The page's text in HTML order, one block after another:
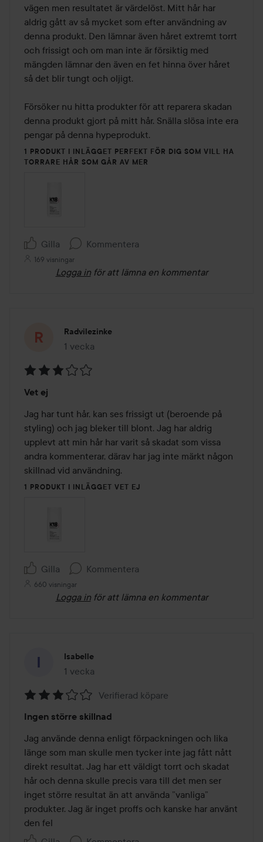
vägen men resultatet är värdelöst. Mitt hår har
aldrig gått av så mycket som efter användning av
denna produkt. Den lämnar även håret extremt torrt
och frissigt och om man inte är försiktig med
mängden lämnar den även en fet hinna över håret
så det blir tungt och oljigt.
Försöker nu hitta produkter för att reparera skadan
denna produkt gjort på mitt hår. Snälla slösa inte era
pengar på denna hypeprodukt.
1 PRODUKT I INLÄGGET PERFEKT FÖR DIG SOM VILL HA
TORRARE HÅR SOM GÅR AV MER
Gilla Kommentera
169 visningar
Logga in för att lämna en kommentar
Radvilezinke
1 vecka
Inlägget skapades 1 vecka
3
av
5
Vet ej
Jag har tunt hår, kan ses frissigt ut (beroende på
styling) och jag bleker till blont. Jag har aldrig
upplevt att min hår har varit så skadat som vissa
andra kommenterar, därav har jag inte märkt någon
skillnad vid användning.
1 PRODUKT I INLÄGGET VET EJ
Gilla Kommentera
660 visningar
Logga in för att lämna en kommentar
Isabelle
1 vecka
Inlägget skapades 1 vecka
3
av
5
Verifierad köpare
Ingen större skillnad
Jag använde denna enligt förpackningen och lika
länge som man skulle men tycker inte jag fått nått
direkt resultat. Jag har ett väldigt torrt och skadat
hår och denna skulle precis vara till det men ser
inget större resultat än att använda ”vanliga”
produkter. Jag är inget proffs och kanske har använt
den fel